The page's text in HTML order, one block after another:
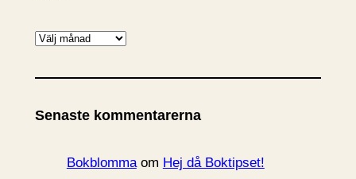
A
k
v
Senaste kommentarerna
Bokblommaom Hej då Boktipset!